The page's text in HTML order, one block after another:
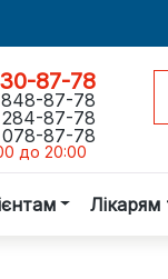
87-78
87-78
87-78
87-78
до 20:00
Лікарям